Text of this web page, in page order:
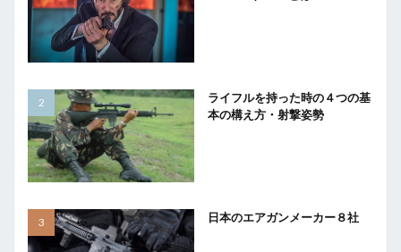
ライフルを持った時の４つの基
本の構え方・射撃姿勢
日本のエアガンメーカー８社